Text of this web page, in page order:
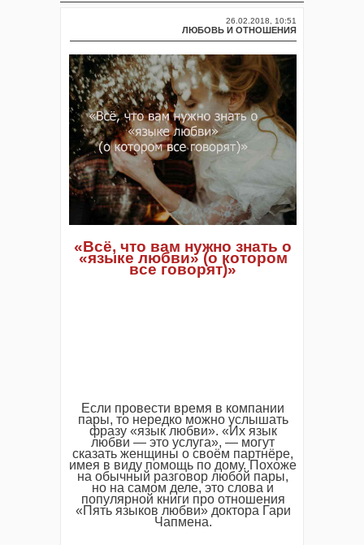
26.02.2018, 10:51
ЛЮБОВЬ И ОТНОШЕНИЯ
«Всё, что вам нужно знать о
«языке любви» (о котором
все говорят)»
Если провести время в компании
пары, то нередко можно услышать
фразу «язык любви». «Их язык
любви — это услуга», — могут
сказать женщины о своём партнёре,
имея в виду помощь по дому. Похоже
на обычный разговор любой пары,
но на самом деле, это слова и
популярной книги про отношения
«Пять языков любви» доктора Гари
Чапмена.